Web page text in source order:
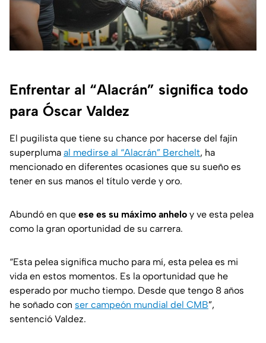
Enfrentar al “Alacrán” significa todo
para Óscar Valdez
El pugilista que tiene su chance por hacerse del fajín
superpluma al medirse al “Alacrán” Berchelt, ha
mencionado en diferentes ocasiones que su sueño es
tener en sus manos el título verde y oro.
Abundó en que ese es su máximo anhelo y ve esta pelea
como la gran oportunidad de su carrera.
“Esta pelea significa mucho para mí, esta pelea es mi
vida en estos momentos. Es la oportunidad que he
esperado por mucho tiempo. Desde que tengo 8 años
he soñado con ser campeón mundial del CMB”,
sentenció Valdez.